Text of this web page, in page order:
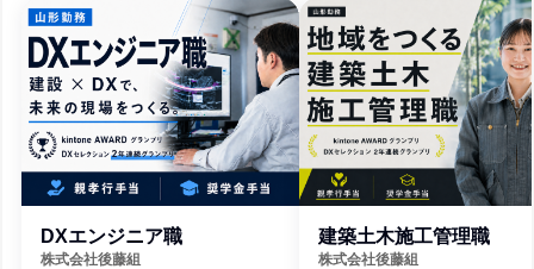
DXエンジニア職
株式会社後藤組
建築土木施工管理職
株式会社後藤組